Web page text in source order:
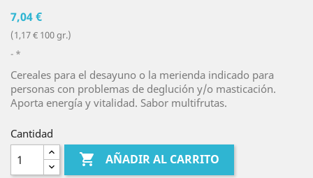
7,04 €
(1,17 € 100 gr.)
*
Cereales para el desayuno o la merienda indicado para
personas con problemas de deglución y/o masticación.
Aporta energía y vitalidad. Sabor multifrutas.
Cantidad
 AÑADIR AL CARRITO